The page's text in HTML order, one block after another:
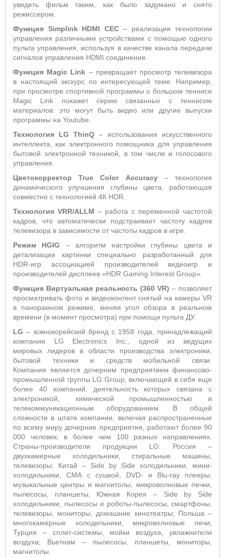
увидеть фильм таким, как было задумано и снято
режиссером.
Функция Simplink HDMI CEC– реализация технологии
управления различными устройствами с помощью одного
пульта управления, используя в качестве канала передачи
сигналов управления HDMI соединение.
Функция Magic Link – превращает просмотр телевизора
в настоящий экскурс по интересующей теме. Например,
при просмотре спортивной программы о большом теннисе
Magic Link покажет серию связанных с теннисом
материалов: это могут быть видео или другие выпуски
программы на Youtube.
Технология LG ThinQ – использования искусственного
интеллекта, как электронного помощника для управления
бытовой электронной техникой, в том числе и голосового
управления.
ЦветокорректорTrue Color Accuracy– технология
динамического улучшения глубины цвета, работающая
совместно с технологией 4К HDR.
Технология VRR/ALLM – работа с переменной частотой
кадров, что автоматически подстраивает частоту кадров
телевизора в зависимости от частоты кадров в игре.
Режим HGIG – алгоритм настройки глубины цвета и
детализации картинки специально разработанный для
HDR-игр ассоциацией производителей видеоигр и
производителей дисплеев «HDR Gaming Interest Group».
Функция Виртуальная реальность (360 VR) – позволяет
просматривать фото и видеоконтент снятый на камеры VR
в панорамном режиме, меняя угол обзора в реальном
времени (в момент просмотра) при помощи пульта ДУ.
LG – южнокорейский бренд с 1958 года, принадлежащий
компании LG Electronics Inc., одной из ведущих
мировых лидеров в области производства электроники,
бытовой техники и средств мобильной связи.
Компания является дочерним предприятием финансово-
промышленной группы LG Group, включающей в себя еще
более 40 компаний, деятельность которых связана с
электроникой, химической промышленностью и
телекоммуникационным оборудованием. В общей
сложности в штате компании, включая распространенные
по всему миру дочерние предприятия, работают более 90
000 человек, в более чем 100 разных направлениях.
Страны-производители продукции LG: Россия –
двухкамерные холодильники, стиральные машины,
телевизоры; Китай – Side by Side холодильники, мини-
холодильники, СМА с сушкой, DVD- и Blu-ray плееры,
музыкальные центры и магнитолы, микроволновые печки,
пылесосы, планшеты; Южная Корея – Side by Side
холодильники, пылесосы и роботы-пылесосы, смартфоны,
телевизоры, мониторы, домашние кинотеатры; Польша –
многокамерные холодильники, микроволновые печи;
Турция – сплит-системы, мойки воздуха, увлажнители
воздуха; Вьетнам – пылесосы, планшеты, мониторы,
магнитолы.